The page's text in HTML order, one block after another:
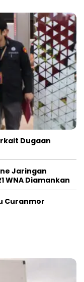
Dugaan
Jaringan
WNA Diamankan
Curanmor